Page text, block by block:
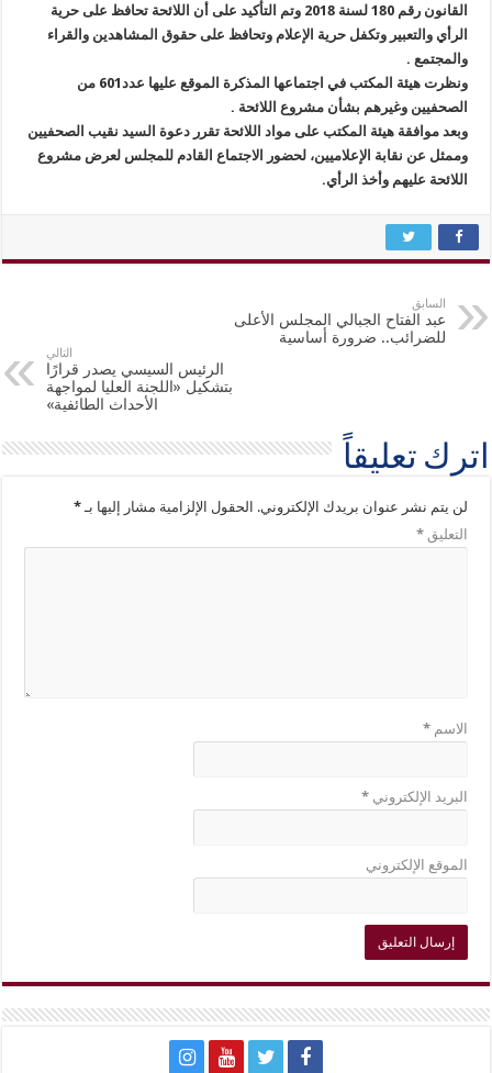
القانون رقم 180 لسنة 2018 وتم التأكيد على أن اللائحة تحافظ على حرية
الرأي والتعبير وتكفل حرية الإعلام وتحافظ على حقوق المشاهدين والقراء
والمجتمع .
ونظرت هيئة المكتب في اجتماعها المذكرة الموقع عليها عدد601 من
الصحفيين وغيرهم بشأن مشروع اللائحة .
وبعد موافقة هيئة المكتب على مواد اللائحة تقرر دعوة السيد نقيب الصحفيين
وممثل عن نقابة الإعلاميين، لحضور الاجتماع القادم للمجلس لعرض مشروع
اللائحة عليهم وأخذ الرأي.
السابق
عبد الفتاح الجبالي المجلس الأعلى
للضرائب.. ضرورة أساسية
التالي
الرئيس السيسي يصدر قرارًا
بتشكيل «اللجنة العليا لمواجهة
الأحداث الطائفية»
اترك تعليقاً
لن يتم نشر عنوان بريدك الإلكتروني. الحقول الإلزامية مشار إليها بـ*
التعليق*
الاسم*
البريد الإلكتروني*
الموقع الإلكتروني